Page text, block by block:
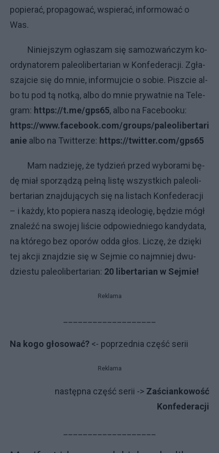
po­pie­rać, pro­pa­go­wać, wspie­rać, in­for­mo­wać o
Was.
Ni­niej­szym ogła­szam się sa­mo­zwań­czym ko­
or­dy­na­to­rem pa­le­oli­ber­ta­rian w Kon­fe­de­ra­cji. Zgła­
szaj­cie się do mnie, in­for­muj­cie o so­bie. Pisz­cie al­
bo tu pod tą not­ką, al­bo do mnie pry­wat­nie na Te­le­
gram: https://t.me/gps65, al­bo na Fa­ce­bo­oku:
https://www.facebook.com/groups/paleolibertari
anie al­bo na Twit­te­rze: https://twitter.com/gps65
Mam na­dzie­ję, że ty­dzień przed wy­bo­ra­mi bę­
dę miał spo­rzą­dzą peł­ną li­stę wszyst­ki­ch pa­le­oli­
ber­ta­rian znaj­du­ją­cy­ch się na li­sta­ch Kon­fe­de­ra­cji
– i każ­dy, kto po­pie­ra na­szą ide­olo­gię, bę­dzie mó­gł
zna­leźć na swo­jej li­ście od­po­wied­nie­go kan­dy­da­ta,
na któ­re­go bez opo­rów od­da głos. Li­czę, że dzię­ki
tej ak­cji znaj­dzie się w Sej­mie co naj­mniej dwu­
dzie­stu pa­le­oli­ber­ta­rian: 20 libertarian w Sejmie!
Reklama
Na kogo głosować? <- poprzednia część serii
Reklama
następna część serii -> Zaściankowość
Konfederacji